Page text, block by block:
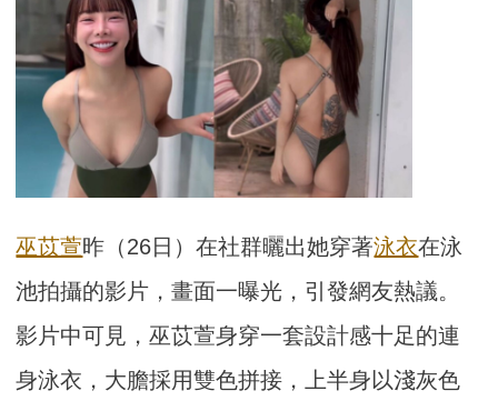
巫苡萱昨（26日）在社群曬出她穿著泳衣在泳
池拍攝的影片，畫面一曝光，引發網友熱議。
影片中可見，巫苡萱身穿一套設計感十足的連
身泳衣，大膽採用雙色拼接，上半身以淺灰色